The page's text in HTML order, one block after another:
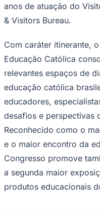
São Paulo
anos de atuação do
& Visitors Bureau.
Com caráter itinerante,
Educação Católica
relevantes espaços de
educação católica
educadores,
desafios e perspectivas
Reconhecido como o
e o maior encontro da
Congresso promove
a segunda maior
produtos educacionais